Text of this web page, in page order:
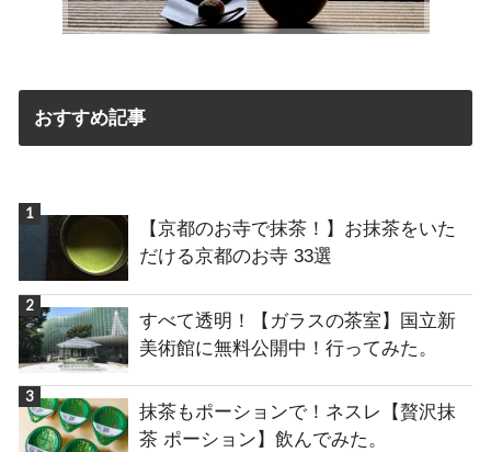
おすすめ記事
【京都のお寺で抹茶！】お抹茶をいた
だける京都のお寺 33選
すべて透明！【ガラスの茶室】国立新
美術館に無料公開中！行ってみた。
抹茶もポーションで！ネスレ【贅沢抹
茶 ポーション】飲んでみた。